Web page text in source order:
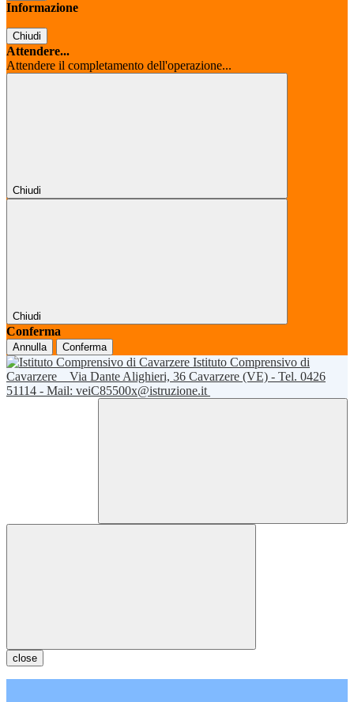
Informazione
Chiudi
Attendere...
Attendere il completamento dell'operazione...
Chiudi
Chiudi
Conferma
Annulla Conferma
Istituto Comprensivo di
Cavarzere
Via Dante Alighieri, 36 Cavarzere (VE) - Tel. 0426
51114 - Mail: veiC85500x@istruzione.it
close